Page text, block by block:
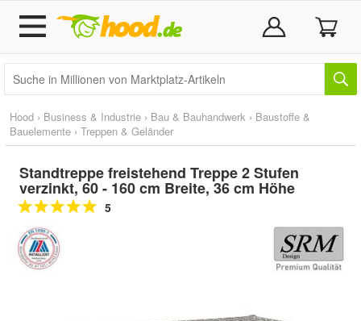
Hood › Business & Industrie › Bau & Bauhandwerk › Baustoffe &
Bauelemente › Treppen & Geländer
Standtreppe freistehend Treppe 2 Stufen
verzinkt, 60 - 160 cm Breite, 36 cm Höhe
5